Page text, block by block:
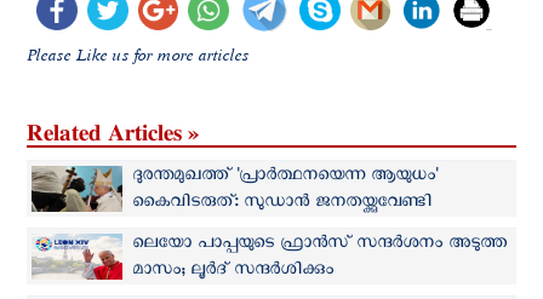
Please Like us for more articles
Related Articles »
ദുരന്തമുഖത്ത് 'പ്രാർത്ഥനയെന്ന ആയുധം'
കൈവിടരുത്: സുഡാൻ ജനതയ്ക്കുവേണ്ടി
പ്രാർത്ഥിച്ച് ലെയോ പാപ്പ
ലെയോ പാപ്പയുടെ ഫ്രാന്‍സ് സന്ദര്‍ശനം അടുത്ത
മാസം; ലൂര്‍ദ് സന്ദര്‍ശിക്കും